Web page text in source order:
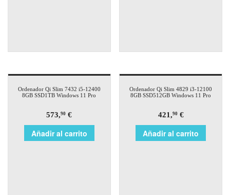
Ordenador Qi Slim 7432 i5-12400
8GB SSD1TB Windows 11 Pro
573,90 €
Añadir al carrito
Ordenador Qi Slim 4829 i3-12100
8GB SSD512GB Windows 11 Pro
421,90€
Añadir al carrito